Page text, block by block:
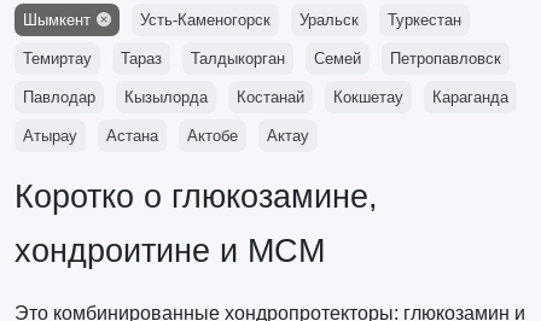
Шымкент Усть-Каменогорск Уральск Туркестан
Темиртау Тараз Талдыкорган Семей Петропавловск
Павлодар Кызылорда Костанай Кокшетау Караганда
Атырау Астана Актобе Актау
Коротко о глюкозамине,
хондроитине и МСМ
Это комбинированные хондропротекторы: глюкозамин и